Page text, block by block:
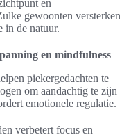
en
gewoonten versterken
in de natuur.
en mindfulness
piekergedachten te
om aandachtig te zijn
emotionele regulatie.
verbetert focus en